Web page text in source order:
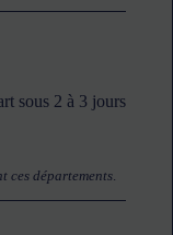
sous 2 à 3 jours
ces départements